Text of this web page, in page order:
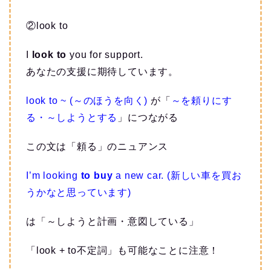
②look to
look to you for support.
あなたの支援に期待しています。
look to ~ (～のほうを向く) が「 ～を頼りにす
る・～しようとする 」につながる
この文は「頼る」のニュアンス
I’m looking to buy a new car. (新しい車を買お
うかなと思っています)
は「～しようと計画・意図している」
「look + to不定詞」も可能なことに注意！